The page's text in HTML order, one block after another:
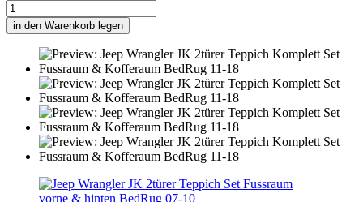
in den Warenkorb legen